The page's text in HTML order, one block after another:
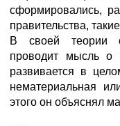
сформировались,
правительства,
В своей теории
проводит мысль о
развивается в
нематериальная
этого он объяснял